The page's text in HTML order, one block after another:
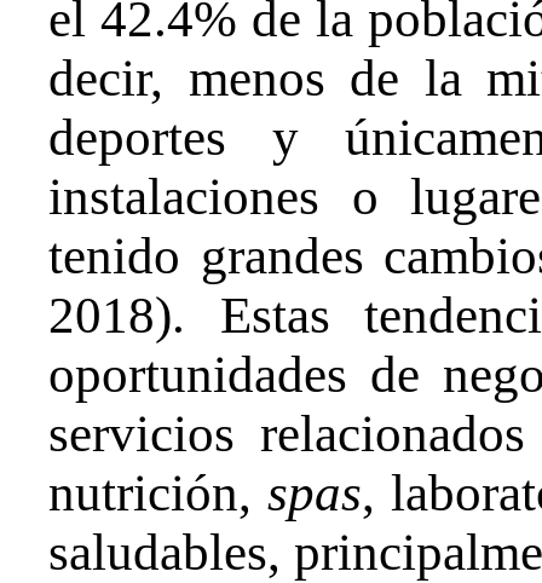
el 42.4% de la
decir, menos de la
deportes y
instalaciones o
tenido grandes
2018). Estas
oportunidades de
servicios
nutrición, spas,
saludables,